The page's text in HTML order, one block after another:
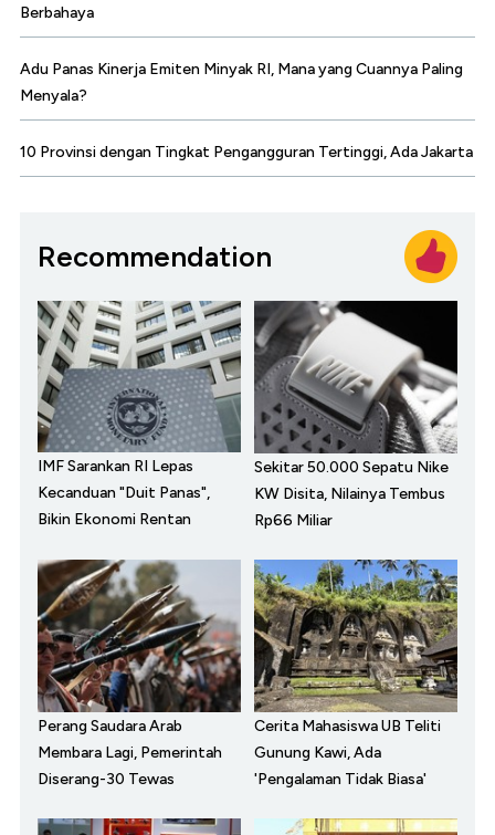
Berbahaya
Adu Panas Kinerja Emiten Minyak RI, Mana yang Cuannya Paling
Menyala?
10 Provinsi dengan Tingkat Pengangguran Tertinggi, Ada Jakarta
Recommendation
IMF Sarankan RI Lepas
Kecanduan "Duit Panas",
Bikin Ekonomi Rentan
Sekitar 50.000 Sepatu Nike
KW Disita, Nilainya Tembus
Rp66 Miliar
Perang Saudara Arab
Membara Lagi, Pemerintah
Diserang-30 Tewas
Cerita Mahasiswa UB Teliti
Gunung Kawi, Ada
'Pengalaman Tidak Biasa'